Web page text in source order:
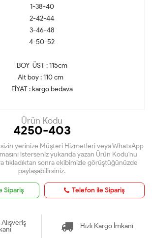
1-38-40
2-42-44
3-46-48
4-50-52
BOY ÜST : 115cm
Alt boy : 110 cm
FİYAT : kargo bedava
Ürün Kodu
4250-403
yerinize Müşteri Hizmetleri veya WhatsApp
isterseniz yukarıda yazan Ürün Kodu'nu
tıkladıktan sonra ekibimizle görüştüğünüzde
paylaşabilirsiniz.
Sipariş Telefon ile Sipariş
Hızlı Kargo İmkanı